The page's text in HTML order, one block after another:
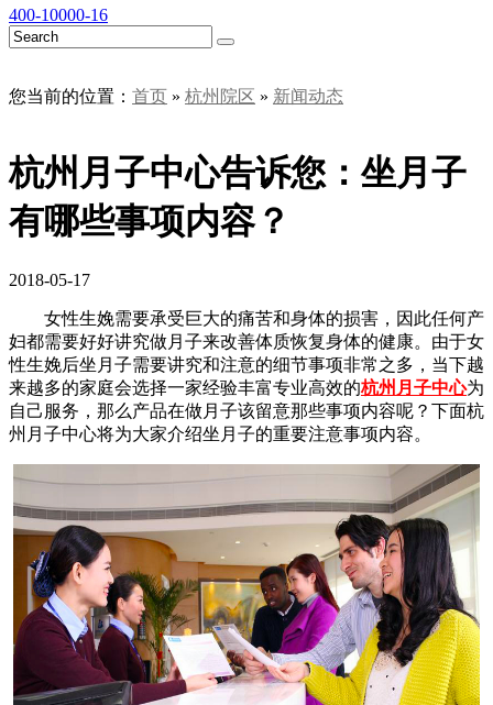
400-10000-16
您当前的位置： 首页 » 杭州院区 » 新闻动态
杭州月子中心告诉您：坐月子
有哪些事项内容？
2018-05-17
女性生娩需要承受巨大的痛苦和身体的损害，因此任何产
妇都需要好好讲究做月子来改善体质恢复身体的健康。由于女
性生娩后坐月子需要讲究和注意的细节事项非常之多，当下越
来越多的家庭会选择一家经验丰富专业高效的杭州月子中心为
自己服务，那么产品在做月子该留意那些事项内容呢？下面杭
州月子中心将为大家介绍坐月子的重要注意事项内容。